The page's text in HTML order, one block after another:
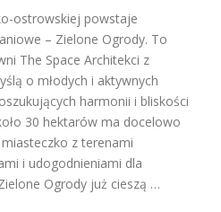
ostrowskiej powstaje
– Zielone Ogrody. To
The Space Architekci z
o młodych i aktywnych
harmonii i bliskości
30 hektarów ma docelowo
z terenami
i udogodnieniami dla
Ogrody już cieszą …